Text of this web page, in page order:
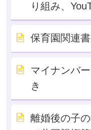
り組み、
保育園関連
マイナンバ
き
離婚後の子